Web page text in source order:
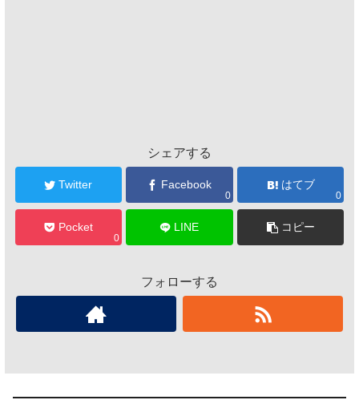
シェアする
Twitter Facebook
0
はてブ
0
Pocket
0
LINE コピー
フォローする